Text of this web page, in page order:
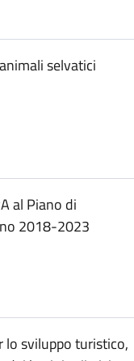
selvatici
al Piano di
2018-2023
lo sviluppo turistico,